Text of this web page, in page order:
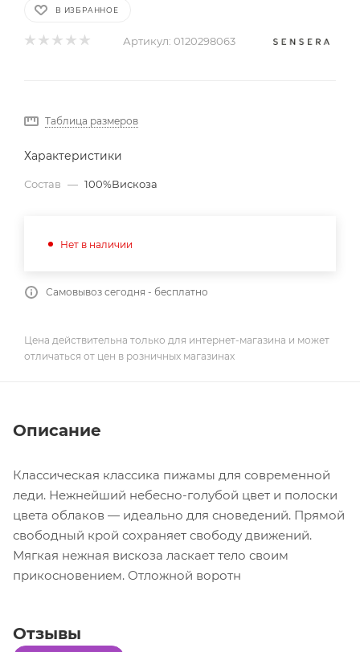
В ИЗБРАННОЕ
Артикул: 0120298063
Таблица размеров
Характеристики
Состав — 100%Вискоза
Нет в наличии
Самовывоз сегодня - бесплатно
Цена действительна только для интернет-магазина и может
отличаться от цен в розничных магазинах
Описание
Классическая классика пижамы для современной
леди. Нежнейший небесно-голубой цвет и полоски
цвета облаков — идеально для сноведений. Прямой
свободный крой сохраняет свободу движений.
Мягкая нежная вискоза ласкает тело своим
прикосновением. Отложной воротн
Отзывы